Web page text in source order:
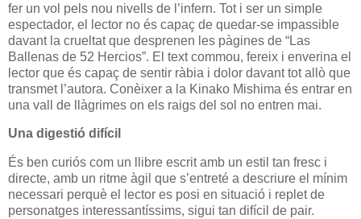
fer un vol pels nou nivells de l’infern. Tot i ser un simple
espectador, el lector no és capaç de quedar-se impassible
davant la crueltat que desprenen les pàgines de “Las
Ballenas de 52 Hercios”. El text commou, fereix i enverina el
lector que és capaç de sentir ràbia i dolor davant tot allò que
transmet l’autora. Conèixer a la Kinako Mishima és entrar en
una vall de llàgrimes on els raigs del sol no entren mai.
Una digestió difícil
És ben curiós com un llibre escrit amb un estil tan fresc i
directe, amb un ritme àgil que s’entreté a descriure el mínim
necessari perquè el lector es posi en situació i replet de
personatges interessantíssims, sigui tan difícil de pair.